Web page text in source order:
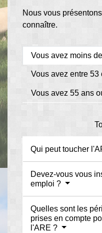
Nous vous
connaître.
Vous avez moins
Vous avez entre 53
Vous avez 55 ans
Qui peut toucher
Devez-vous vous
emploi ?
Quelles sont les
prises en compte
l'ARE ?